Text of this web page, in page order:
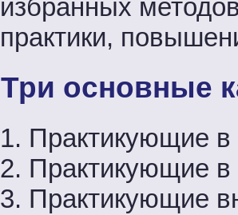
избранных
практики,
Три основные
1. Практикующие
2. Практикующие в
3. Практикующие